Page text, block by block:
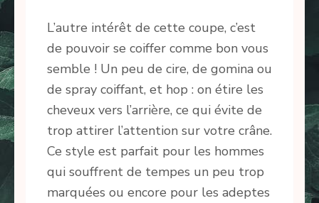
L’autre intérêt de cette coupe, c’est
de pouvoir se coiffer comme bon vous
semble ! Un peu de cire, de gomina ou
de spray coiffant, et hop : on étire les
cheveux vers l’arrière, ce qui évite de
trop attirer l’attention sur votre crâne.
Ce style est parfait pour les hommes
qui souffrent de tempes un peu trop
marquées ou encore pour les adeptes